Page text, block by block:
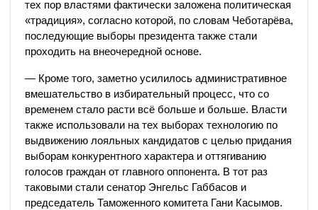
тех пор властями фактически заложена политическая
«традиция», согласно которой, по словам Чеботарёва,
последующие выборы президента также стали
проходить на внеочередной основе.
— Кроме того, заметно усилилось административное
вмешательство в избирательный процесс, что со
временем стало расти всё больше и больше. Власти
также использовали на тех выборах технологию по
выдвижению лояльных кандидатов с целью придания
выборам конкурентного характера и оттягиванию
голосов граждан от главного оппонента. В тот раз
таковыми стали сенатор Энгельс Габбасов и
председатель Таможенного комитета Гани Касымов.